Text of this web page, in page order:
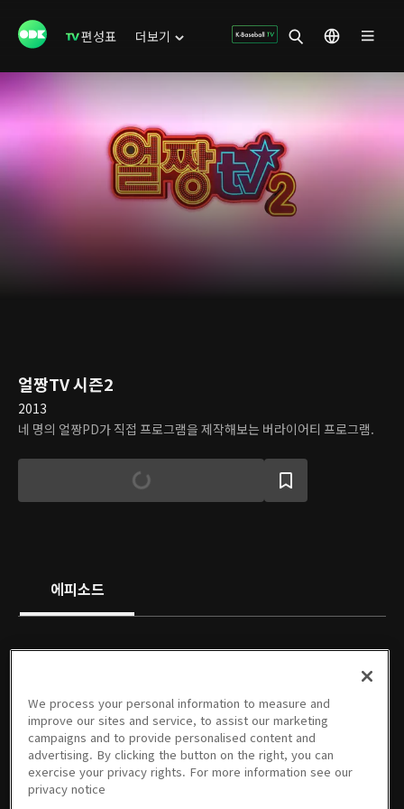
편성표 더보기
얼짱TV 시즌2
2013
네 명의 얼짱PD가 직접 프로그램을 제작해보는 버라이어티 프로그램.
에피소드
02회
04/19/2013 • 49분
03회
04/26/2013 • 48분
04회
05/03/2013 • 45분
05회
05/10/2013 • 47분
06회
05/17/2013 • 45분
We process your personal information to measure and
improve our sites and service, to assist our marketing
campaigns and to provide personalised content and
advertising. By clicking the button on the right, you can
exercise your privacy rights. For more information see our
privacy notice